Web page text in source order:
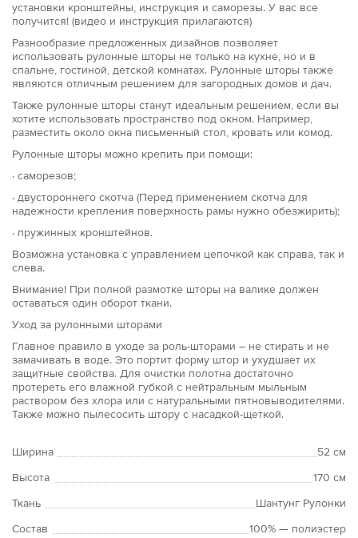
установки кронштейны, инструкция и саморезы. У вас все
получится! (видео и инструкция прилагаются)
Разнообразие предложенных дизайнов позволяет
использовать рулонные шторы не только на кухне, но и в
спальне, гостиной, детской комнатах. Рулонные шторы также
являются отличным решением для загородных домов и дач.
Также рулонные шторы станут идеальным решением, если вы
хотите использовать пространство под окном. Например,
разместить около окна письменный стол, кровать или комод.
Рулонные шторы можно крепить при помощи:
· саморезов;
· двустороннего скотча (Перед применением скотча для
надежности крепления поверхность рамы нужно обезжирить);
· пружинных кронштейнов.
Возможна установка с управлением цепочкой как справа, так и
слева.
Внимание! При полной размотке шторы на валике должен
оставаться один оборот ткани.
Уход за рулонными шторами
Главное правило в уходе за роль-шторами – не стирать и не
замачивать в воде. Это портит форму штор и ухудшает их
защитные свойства. Для очистки полотна достаточно
протереть его влажной губкой с нейтральным мыльным
раствором без хлора или с натуральными пятновыводителями.
Также можно пылесосить штору с насадкой-щеткой.
Ширина
52 см
Высота
170 см
Ткань
Шантунг Рулонки
Состав
100% — полиэстер